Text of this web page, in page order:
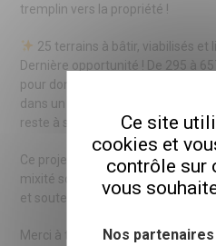
Ce site
cookies et
contrôle sur
vous
Nos
tremplin vers la propriété !
25 terrains à bâtir, viabilisés et
Dernière opportunité ! De 295 à
pour donner vie à votre projet de
dans un environnement privilégié
reste à saisir !
Ce projet s’inscrit pleinement
mixité sociale, encourager
et soutenir la vitalité de nos
Merci à tous nos partenaires et à